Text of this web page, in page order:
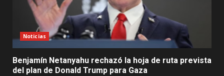
Noticias
Benjamín Netanyahu rechazó la hoja de ruta prevista
del plan de Donald Trump para Gaza